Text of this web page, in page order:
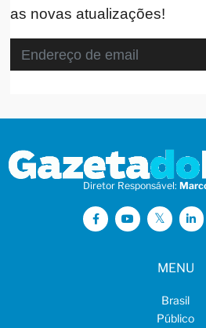
as novas atualizações!
Diretor Responsável:
MENU
Brasil
Público